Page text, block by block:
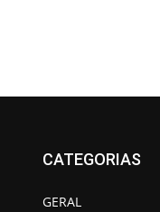
CATEGORIAS
GERAL